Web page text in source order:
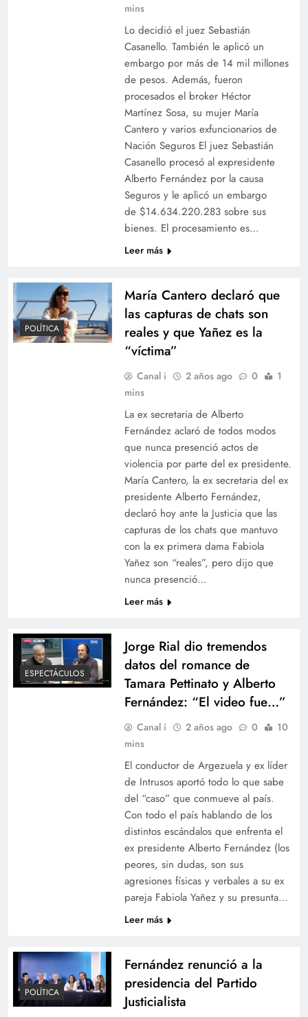
mins
Lo decidió el juez Sebastián
Casanello. También le aplicó un
embargo por más de 14 mil millones
de pesos. Además, fueron
procesados el broker Héctor
Martínez Sosa, su mujer María
Cantero y varios exfuncionarios de
Nación Seguros El juez Sebastián
Casanello procesó al expresidente
Alberto Fernández por la causa
Seguros y le aplicó un embargo
de $14.634.220.283 sobre sus
bienes. El procesamiento es…
Leer más
POLÍTICA
María Cantero declaró que
las capturas de chats son
reales y que Yañez es la
“víctima”
Canal i 2 años ago 0
1
mins
La ex secretaria de Alberto
Fernández aclaró de todos modos
que nunca presenció actos de
violencia por parte del ex presidente.
María Cantero, la ex secretaria del ex
presidente Alberto Fernández,
declaró hoy ante la Justicia que las
capturas de los chats que mantuvo
con la ex primera dama Fabiola
Yañez son “reales”, pero dijo que
nunca presenció…
Leer más
ESPECTÁCULOS
Jorge Rial dio tremendos
datos del romance de
Tamara Pettinato y Alberto
Fernández: “El video fue…”
Canal i 2 años ago 0
10
mins
El conductor de Argezuela y ex líder
de Intrusos aportó todo lo que sabe
del “caso” que conmueve al país.
Con todo el país hablando de los
distintos escándalos que enfrenta el
ex presidente Alberto Fernández (los
peores, sin dudas, son sus
agresiones físicas y verbales a su ex
pareja Fabiola Yañez y su presunta…
Leer más
POLÍTICA
Fernández renunció a la
presidencia del Partido
Justicialista